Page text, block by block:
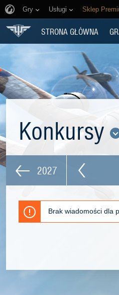
Gry Usługi Sklep
STRONA GŁÓWNA
Konkursy
2027
Brak wiadomości dla